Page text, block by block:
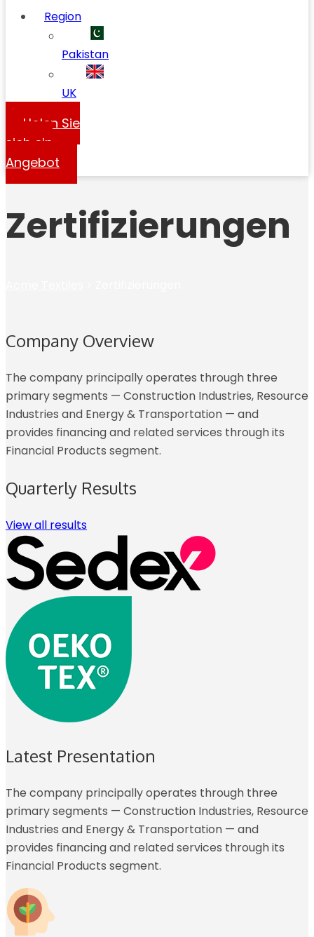
Region
Pakistan
UK
Holen Sie
sich ein
Angebot
Zertifizierungen
Company Overview
The company principally operates through three
primary segments — Construction Industries, Resource
Industries and Energy & Transportation — and
provides financing and related services through its
Financial Products segment.
Quarterly Results
View all results
Latest Presentation
The company principally operates through three
primary segments — Construction Industries, Resource
Industries and Energy & Transportation — and
provides financing and related services through its
Financial Products segment.